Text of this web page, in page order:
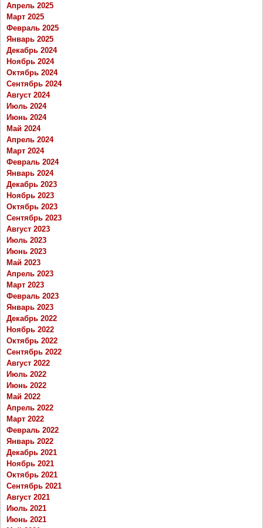
Апрель 2025
Март 2025
Февраль 2025
Январь 2025
Декабрь 2024
Ноябрь 2024
Октябрь 2024
Сентябрь 2024
Август 2024
Июль 2024
Июнь 2024
Май 2024
Апрель 2024
Март 2024
Февраль 2024
Январь 2024
Декабрь 2023
Ноябрь 2023
Октябрь 2023
Сентябрь 2023
Август 2023
Июль 2023
Июнь 2023
Май 2023
Апрель 2023
Март 2023
Февраль 2023
Январь 2023
Декабрь 2022
Ноябрь 2022
Октябрь 2022
Сентябрь 2022
Август 2022
Июль 2022
Июнь 2022
Май 2022
Апрель 2022
Март 2022
Февраль 2022
Январь 2022
Декабрь 2021
Ноябрь 2021
Октябрь 2021
Сентябрь 2021
Август 2021
Июль 2021
Июнь 2021